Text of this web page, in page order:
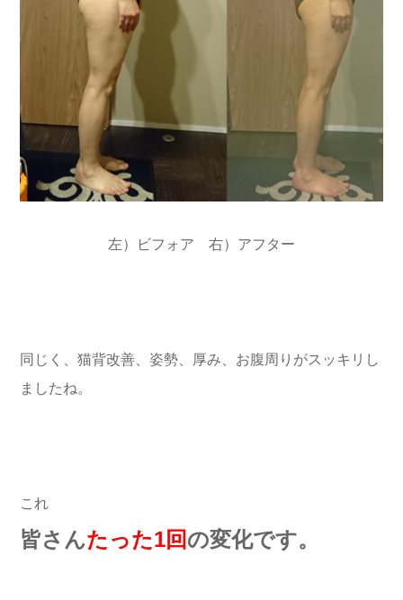
左）ビフォア 右）アフター
同じく、猫背改善、姿勢、厚み、お腹周りがスッキリし
ましたね。
これ
皆さんたった1回の変化です。